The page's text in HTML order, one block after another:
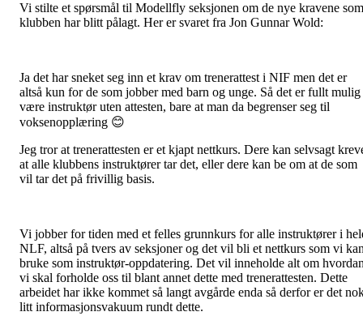
Vi stilte et spørsmål til Modellfly seksjonen om de nye kravene som
klubben har blitt pålagt. Her er svaret fra Jon Gunnar Wold:
Ja det har sneket seg inn et krav om trenerattest i NIF men det er
altså kun for de som jobber med barn og unge. Så det er fullt mulig
være instruktør uten attesten, bare at man da begrenser seg til
voksenopplæring 😊
Jeg tror at trenerattesten er et kjapt nettkurs. Dere kan selvsagt
at alle klubbens instruktører tar det, eller dere kan be om at de som
vil tar det på frivillig basis.
Vi jobber for tiden med et felles grunnkurs for alle instruktører i
NLF, altså på tvers av seksjoner og det vil bli et nettkurs som vi
bruke som instruktør-oppdatering. Det vil inneholde alt om
vi skal forholde oss til blant annet dette med trenerattesten. Dette
arbeidet har ikke kommet så langt avgårde enda så derfor er det
litt informasjonsvakuum rundt dette.